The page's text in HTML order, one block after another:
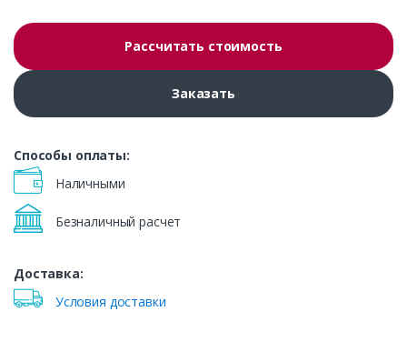
Рассчитать стоимость
Заказать
Способы оплаты:
Наличными
Безналичный расчет
Доставка:
Условия доставки